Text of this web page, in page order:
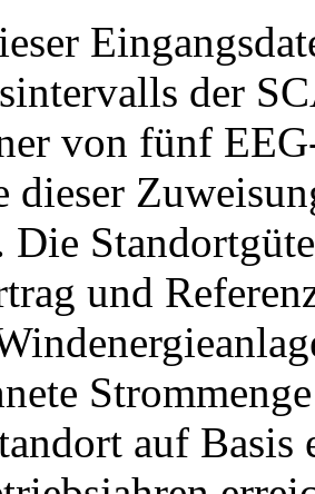
der
von fünf
dieser
Die
und
auf